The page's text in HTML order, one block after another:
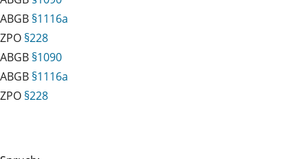
ABGB §1116a
ZPO §228
ABGB §1090
ABGB §1116a
ZPO §228